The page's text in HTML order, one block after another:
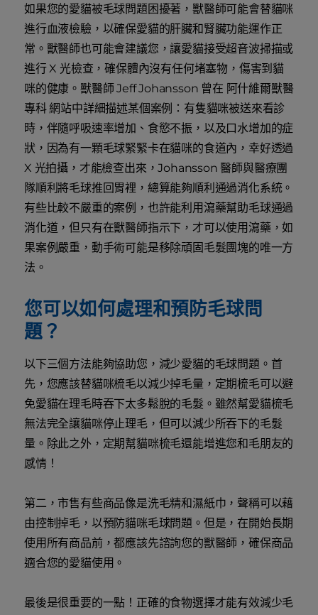
如果您的愛貓被毛球問題困擾著，獸醫師可能會替貓咪
進行血液檢驗，以確保愛貓的肝臟和腎臟功能運作正
常。獸醫師也可能會建議您，讓愛貓接受超音波掃描或
進行 X 光檢查，確保體內沒有任何堵塞物，傷害到貓
咪的健康。獸醫師 Jeff Johansson 曾在 阿什維爾獸醫
專科 網站中詳細描述某個案例：有隻貓咪被送來看診
時，伴隨呼吸速率增加、食慾不振，以及口水增加的症
狀，因為有一顆毛球緊緊卡在貓咪的食道內，幸好透過
X 光拍攝，才能檢查出來，Johansson 醫師與醫療團
隊順利將毛球推回胃裡，總算能夠順利通過消化系統。
有些比較不嚴重的案例，也許能利用瀉藥幫助毛球通過
消化道，但只有在獸醫師指示下，才可以使用瀉藥，如
果案例嚴重，動手術可能是移除頑固毛髮團塊的唯一方
法。
您可以如何處理和預防毛球問
題？
以下三個方法能夠協助您，減少愛貓的毛球問題。首
先，您應該替貓咪梳毛以減少掉毛量，定期梳毛可以避
免愛貓在理毛時吞下太多鬆脫的毛髮。雖然幫愛貓梳毛
無法完全讓貓咪停止理毛，但可以減少所吞下的毛髮
量。除此之外，定期幫貓咪梳毛還能增進您和毛朋友的
感情！
第二，市售有些商品像是洗毛精和濕紙巾，聲稱可以藉
由控制掉毛，以預防貓咪毛球問題。但是，在開始長期
使用所有商品前，都應該先諮詢您的獸醫師，確保商品
適合您的愛貓使用。
最後是很重要的一點！正確的食物選擇才能有效減少毛